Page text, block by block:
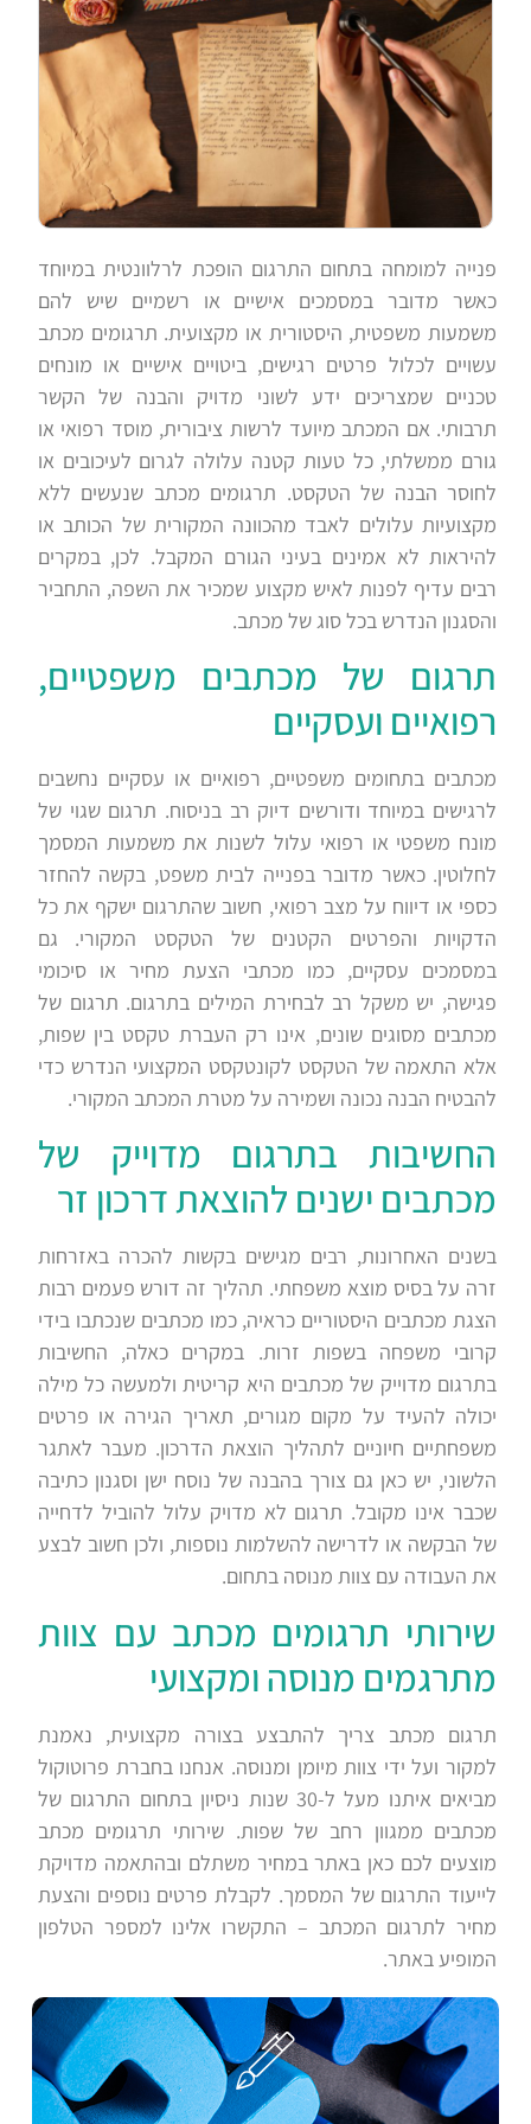
פנייה למומחה בתחום התרגום הופכת לרלוונטית במיוחד
כאשר מדובר במסמכים אישיים או רשמיים שיש להם
משמעות משפטית, היסטורית או מקצועית. תרגומים מכתב
עשויים לכלול פרטים רגישים, ביטויים אישיים או מונחים
טכניים שמצריכים ידע לשוני מדויק והבנה של הקשר
תרבותי. אם המכתב מיועד לרשות ציבורית, מוסד רפואי או
גורם ממשלתי, כל טעות קטנה עלולה לגרום לעיכובים או
לחוסר הבנה של הטקסט. תרגומים מכתב שנעשים ללא
מקצועיות עלולים לאבד מהכוונה המקורית של הכותב או
להיראות לא אמינים בעיני הגורם המקבל. לכן, במקרים
רבים עדיף לפנות לאיש מקצוע שמכיר את השפה, התחביר
והסגנון הנדרש בכל סוג של מכתב.
תרגום של מכתבים משפטיים,
רפואיים ועסקיים
מכתבים בתחומים משפטיים, רפואיים או עסקיים נחשבים
לרגישים במיוחד ודורשים דיוק רב בניסוח. תרגום שגוי של
מונח משפטי או רפואי עלול לשנות את משמעות המסמך
לחלוטין. כאשר מדובר בפנייה לבית משפט, בקשה להחזר
כספי או דיווח על מצב רפואי, חשוב שהתרגום ישקף את כל
הדקויות והפרטים הקטנים של הטקסט המקורי. גם
במסמכים עסקיים, כמו מכתבי הצעת מחיר או סיכומי
פגישה, יש משקל רב לבחירת המילים בתרגום. תרגום של
מכתבים מסוגים שונים, אינו רק העברת טקסט בין שפות,
אלא התאמה של הטקסט לקונטקסט המקצועי הנדרש כדי
להבטיח הבנה נכונה ושמירה על מטרת המכתב המקורי.
החשיבות בתרגום מדוייק של
מכתבים ישנים להוצאת דרכון זר
בשנים האחרונות, רבים מגישים בקשות להכרה באזרחות
זרה על בסיס מוצא משפחתי. תהליך זה דורש פעמים רבות
הצגת מכתבים היסטוריים כראיה, כמו מכתבים שנכתבו בידי
קרובי משפחה בשפות זרות. במקרים כאלה, החשיבות
בתרגום מדוייק של מכתבים היא קריטית ולמעשה כל מילה
יכולה להעיד על מקום מגורים, תאריך הגירה או פרטים
משפחתיים חיוניים לתהליך הוצאת הדרכון. מעבר לאתגר
הלשוני, יש כאן גם צורך בהבנה של נוסח ישן וסגנון כתיבה
שכבר אינו מקובל. תרגום לא מדויק עלול להוביל לדחייה
של הבקשה או לדרישה להשלמות נוספות, ולכן חשוב לבצע
את העבודה עם צוות מנוסה בתחום.
שירותי תרגומים מכתב עם צוות
מתרגמים מנוסה ומקצועי
תרגום מכתב צריך להתבצע בצורה מקצועית, נאמנת
למקור ועל ידי צוות מיומן ומנוסה. אנחנו בחברת פרוטוקול
מביאים איתנו מעל ל-30 שנות ניסיון בתחום התרגום של
מכתבים ממגוון רחב של שפות. שירותי תרגומים מכתב
מוצעים לכם כאן באתר במחיר משתלם ובהתאמה מדויקת
לייעוד התרגום של המסמך. לקבלת פרטים נוספים והצעת
מחיר לתרגום המכתב – התקשרו אלינו למספר הטלפון
המופיע באתר.